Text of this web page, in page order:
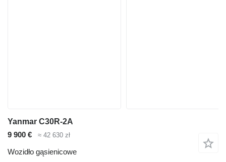
Yanmar C30R-2A
9 900 €
≈ 42 630 zł
Wozidło gąsienicowe